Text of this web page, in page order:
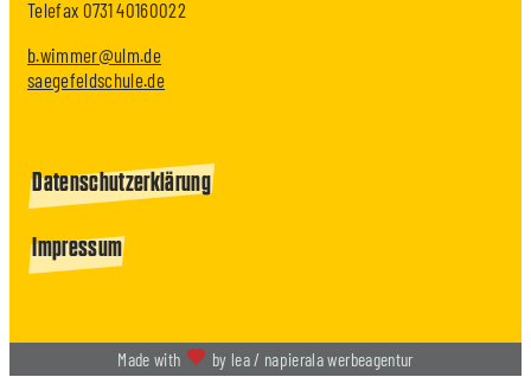
Telefax 0731 40160022
b.wimmer@ulm.de
saegefeldschule.de
Datenschutzerklärung
Impressum
Made with by lea / napierala werbeagentur